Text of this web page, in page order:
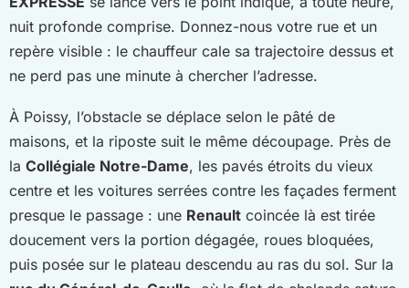
nuit profonde comprise. Donnez-nous votre rue et un
repère visible : le chauffeur cale sa trajectoire dessus et
ne perd pas une minute à chercher l’adresse.
À Poissy, l’obstacle se déplace selon le pâté de
maisons, et la riposte suit le même découpage. Près de
la Collégiale Notre-Dame, les pavés étroits du vieux
centre et les voitures serrées contre les façades ferment
presque le passage : une Renault coincée là est tirée
doucement vers la portion dégagée, roues bloquées,
puis posée sur le plateau descendu au ras du sol. Sur la